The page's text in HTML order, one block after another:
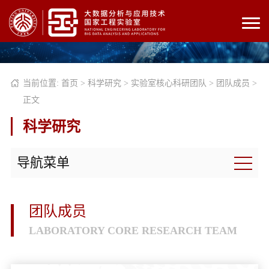
当前位置: 首页 > 科学研究 > 实验室核心科研团队 > 团队成员 >
正文
科学研究
导航菜单
团队成员
LABORATORY CORE RESEARCH TEAM